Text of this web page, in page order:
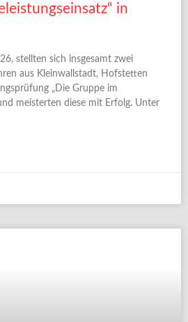
in
stellten sich insgesamt zwei
aus Kleinwallstadt, Hofstetten
„Die Gruppe im
meisterten diese mit Erfolg. Unter